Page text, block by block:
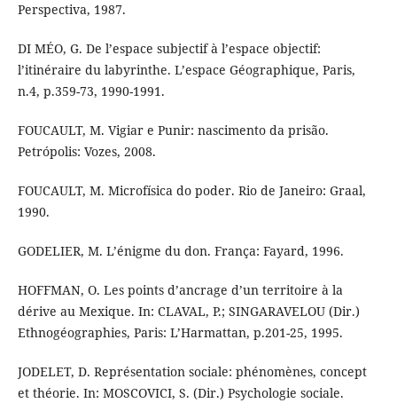
Perspectiva, 1987.
DI MÉO, G. De l’espace subjectif à l’espace objectif:
l’itinéraire du labyrinthe. L’espace Géographique, Paris,
n.4, p.359-73, 1990-1991.
FOUCAULT, M. Vigiar e Punir: nascimento da prisão.
Petrópolis: Vozes, 2008.
FOUCAULT, M. Microfísica do poder. Rio de Janeiro: Graal,
1990.
GODELIER, M. L’énigme du don. França: Fayard, 1996.
HOFFMAN, O. Les points d’ancrage d’un territoire à la
dérive au Mexique. In: CLAVAL, P.; SINGARAVELOU (Dir.)
Ethnogéographies, Paris: L’Harmattan, p.201-25, 1995.
JODELET, D. Représentation sociale: phénomènes, concept
et théorie. In: MOSCOVICI, S. (Dir.) Psychologie sociale.